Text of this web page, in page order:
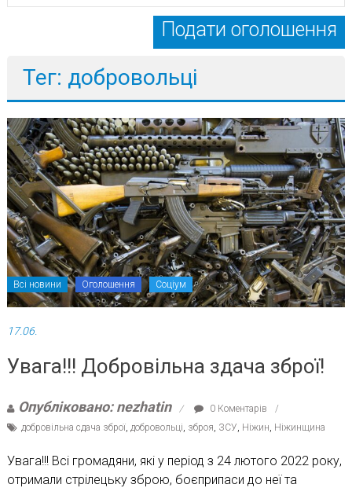
Подати оголошення
Тег: добровольці
Всі новини Оголошення Соціум
17.06.
Увага!!! Добровільна здача зброї!
Опубліковано: nezhatin
0 Коментарів
добровільна сдача зброї, добровольці зброя ЗСУ Ніжин Ніжинщина
Увага!!! Всі громадяни, які у період з 24 лютого 2022 року,
отримали стрілецьку зброю, боєприпаси до неї та